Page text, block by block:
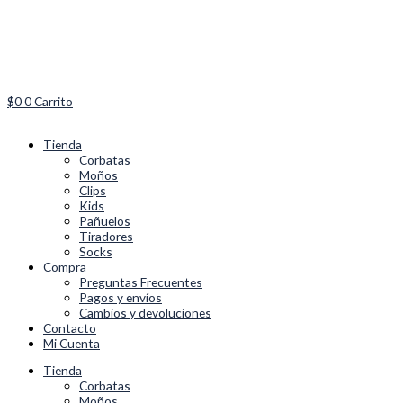
$00Carrito
Tienda
Corbatas
Moños
Clips
Kids
Pañuelos
Tiradores
Socks
Compra
Preguntas Frecuentes
Pagos y envíos
Cambios y devoluciones
Contacto
Mi Cuenta
Tienda
Corbatas